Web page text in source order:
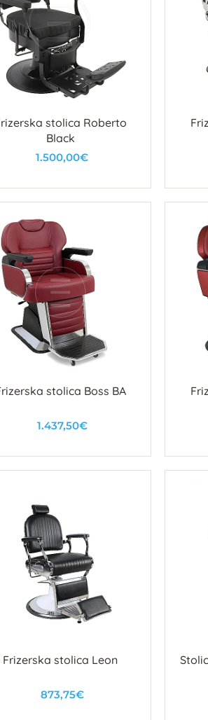
stolica Roberto
Black
1.500,00€
U košaricu
stolica Boss BA
1.437,50€
U košaricu
Frizerska stolica Leon
873,75€